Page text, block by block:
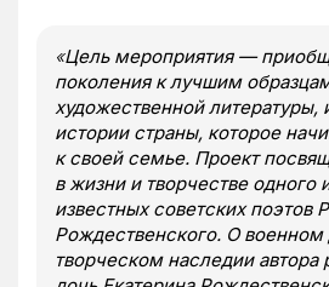
«Цель мероприятия —
поколения к лучшим
художественной литературы,
истории страны, которое
к своей семье. Проект
в жизни и творчестве одного
известных советских поэтов
Рождественского. О военном
творческом наследии автора